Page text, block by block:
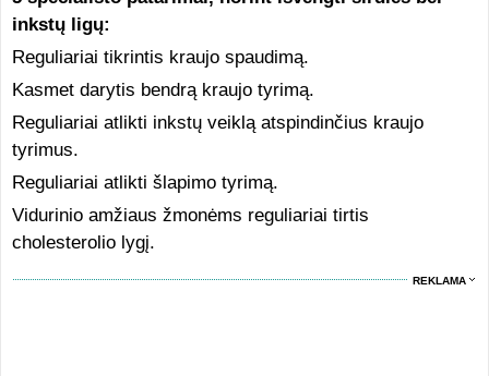
inkstų ligų:
Reguliariai tikrintis kraujo spaudimą.
Kasmet darytis bendrą kraujo tyrimą.
Reguliariai atlikti inkstų veiklą atspindinčius kraujo
tyrimus.
Reguliariai atlikti šlapimo tyrimą.
Vidurinio amžiaus žmonėms reguliariai tirtis
cholesterolio lygį.
REKLAMA